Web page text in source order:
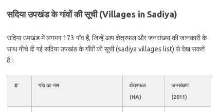
सदिया उपखंड के गांवों की सूची (Villages in Sadiya)
सदिया उपखंड में लगभग 173 गाँव हैं, जिन्हें आप क्षेत्रफल और जनसंख्या की जानकारी के
साथ नीचे दी गई सदिया उपखंड के गाँवों की सूची (sadiya villages list) से देख सकते
हैं।
# गांव का नाम
क्षेत्रफल
(HA)
जनसंख्या
(2011)